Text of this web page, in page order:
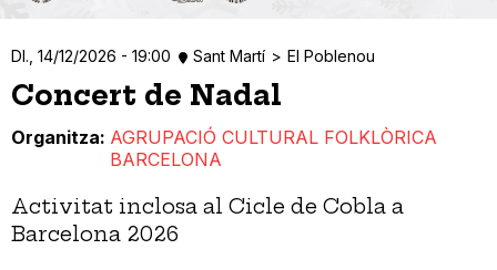
Dl., 14/12/2026 - 19:00 Sant Martí El Poblenou
Concert de Nadal
Organitza AGRUPACIÓ CULTURAL FOLKLÒRICA
BARCELONA
Activitat inclosa al Cicle de Cobla a
Barcelona 2026